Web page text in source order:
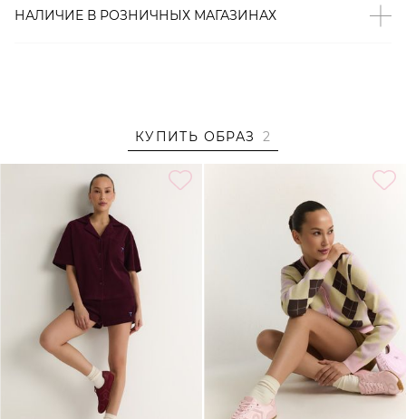
– В составе: 80% хлопок, 20% полиэстер – мягкий,
На Насте размер S, параметры 93/61/90, рост 175 см.
Образ дополнен
ШОРТЫ ИЗ СМЕСОВОГО ХЛОПКА
TOPTOP
КЕДЫ ИЗ ТЕКСТИЛЯ И ЭКОКОЖИ LERA NENA
UNREAL
НАЛИЧИЕ В РОЗНИЧНЫХ МАГАЗИНАХ
КУПИТЬ ОБРАЗ 2